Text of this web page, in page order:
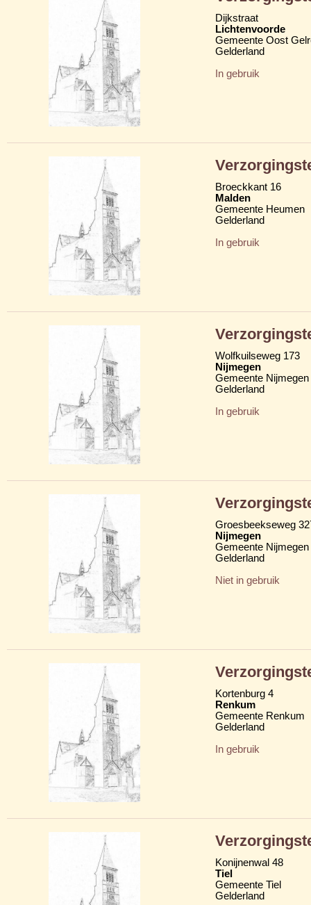
Dijkstraat
Lichtenvoorde
Gemeente Oost
Gelderland
In gebruik
Broeckkant 16
Malden
Gemeente Heumen
Gelderland
In gebruik
Wolfkuilseweg 173
Nijmegen
Gemeente Nijmegen
Gelderland
In gebruik
Groesbeekseweg
Nijmegen
Gemeente Nijmegen
Gelderland
Niet in gebruik
Kortenburg 4
Renkum
Gemeente Renkum
Gelderland
In gebruik
Konijnenwal 48
Tiel
Gemeente Tiel
Gelderland